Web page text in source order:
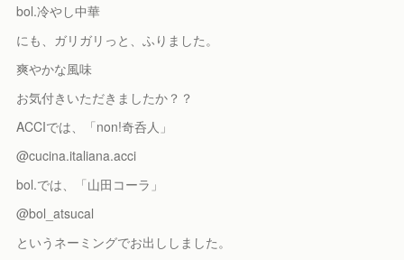
bol.冷やし中華
にも、ガリガリっと、ふりました。
爽やかな風味
お気付きいただきましたか？？
ACCIでは、「non!奇呑人」
@cucina.italiana.acci
bol.では、「山田コーラ」
@bol_atsucal
というネーミングでお出ししました。